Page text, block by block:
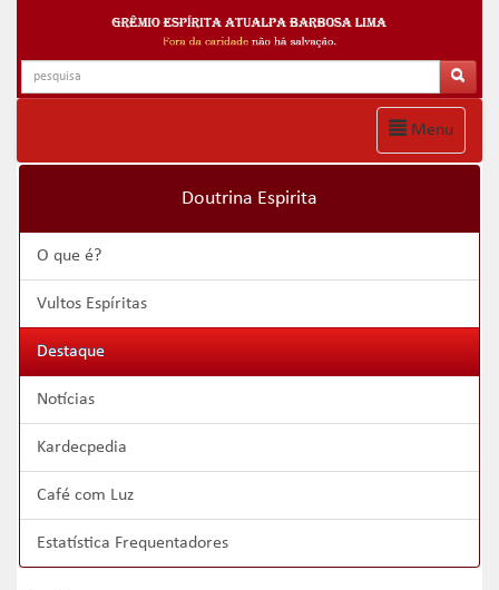
Menu
Doutrina Espirita
O que é?
Vultos Espíritas
Destaque
Notícias
Kardecpedia
Café com Luz
Estatística Frequentadores